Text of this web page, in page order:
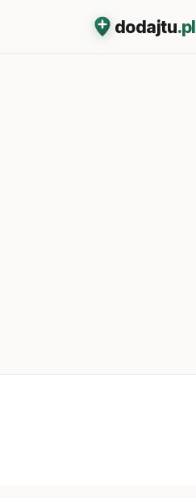
dodajtu.pl